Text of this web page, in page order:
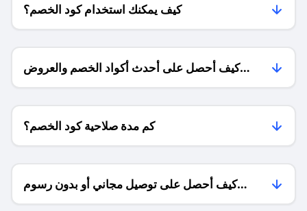
كيف يمكنك استخدام كود الخصم؟
كيف أحصل على أحدث أكواد الخصم والعروض
للمتاجر؟
كم مدة صلاحية كود الخصم؟
كيف أحصل على توصيل مجاني أو بدون رسوم
الشحن ؟